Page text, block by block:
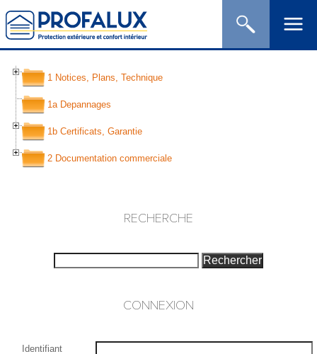
1 Notices, Plans, Technique
1a Depannages
1b Certificats, Garantie
2 Documentation commerciale
RECHERCHE
CONNEXION
Identifiant